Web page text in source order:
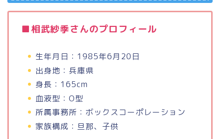
■相武紗季さんのプロフィール
生年月日：1985年6月20日
出身地：兵庫県
身長：165cm
血液型：O型
所属事務所：ボックスコーポレーション
家族構成：旦那、子供